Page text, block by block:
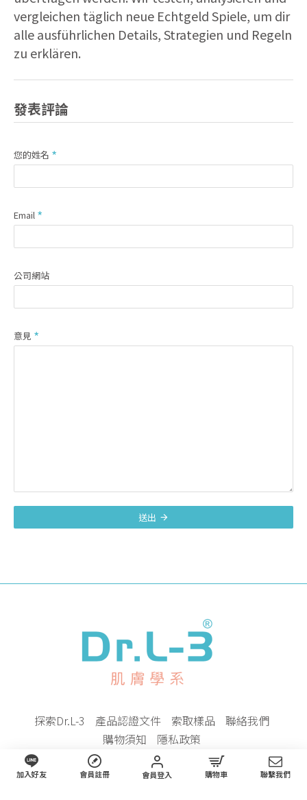
vergleichen täglich neue Echtgeld Spiele, um dir
alle ausführlichen Details, Strategien und Regeln
zu erklären.
發表評論
您的姓名
Email
公司網站
意見
送出
探索Dr.L-3 產品認證文件 索取樣品
聯絡我們
購物須知
隱私政策
加入好友 會員註冊 會員登入 購物車 聯繫我們